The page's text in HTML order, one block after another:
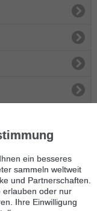
ein besseres
sammeln weltweit
und Partnerschaften.
erlauben oder nur
Ihre Einwilligung